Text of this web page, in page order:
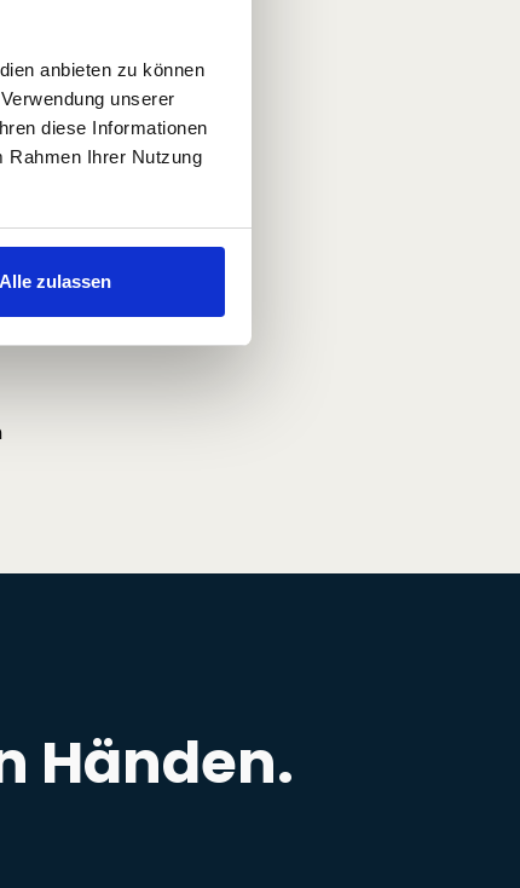
anbieten zu können
unserer
diese Informationen
Rahmen Ihrer Nutzung
Alle zulassen
Händen.